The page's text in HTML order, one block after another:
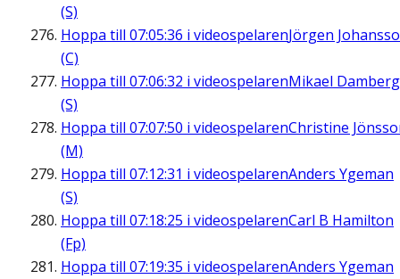
(S)
Hoppa till 07:05:36 i videospelarenJörgen
(C)
Hoppa till 07:06:32 i videospelarenMikael Damberg
(S)
Hoppa till 07:07:50 i videospelarenChristine
(M)
Hoppa till 07:12:31 i videospelarenAnders Ygeman
(S)
Hoppa till 07:18:25 i videospelarenCarl B Hamilton
(Fp)
Hoppa till 07:19:35 i videospelarenAnders Ygeman